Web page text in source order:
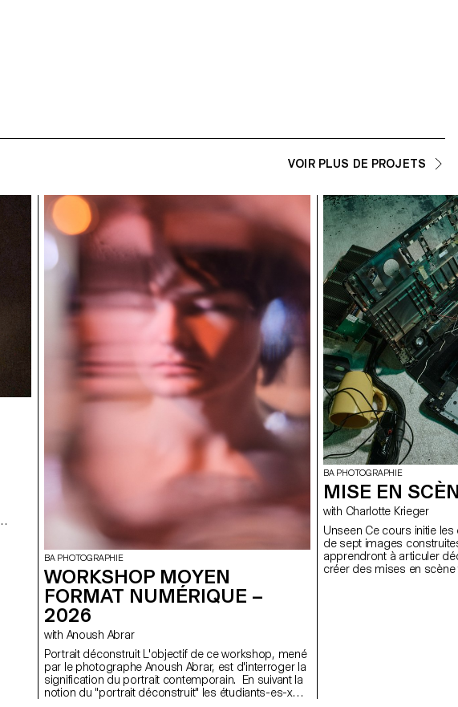
VOIR PLUS DE PROJETS
BA PHOTOGRAPHIE
WORKSHOP MOYEN
FORMAT NUMÉRIQUE –
2026
with Anoush Abrar
Portrait déconstruit L'objectif de ce workshop, mené
par le photographe Anoush Abrar, est d'interroger la
signification du portrait contemporain. En suivant la
notion du "portrait déconstruit" les étudiants-es-x
BA PHOTOGRAPHIE
MISE EN
with Charlotte Krieger
Unseen Ce cours initie les étudiant·e·x·s à la création d’une série
de sept images
apprendront à articuler
créer des mises en scène